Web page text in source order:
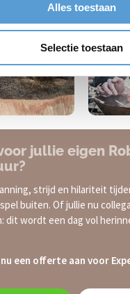
Alles toestaan
Selectie toestaan
van de variant 1,5 tot 3 uur.
jullie eigen
strijd en hilariteit
buiten. Of jullie nu
dit wordt een dag vol
een offerte aan voor